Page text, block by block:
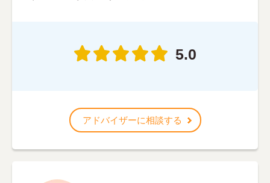
5.0
アドバイザーに相談する